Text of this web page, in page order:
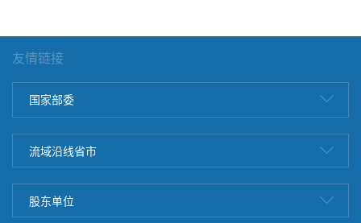
友情链接
国家部委
流域沿线省市
股东单位